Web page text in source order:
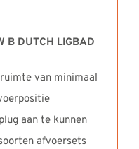
B DUTCH LIGBAD
van minimaal
aan te kunnen
afvoersets